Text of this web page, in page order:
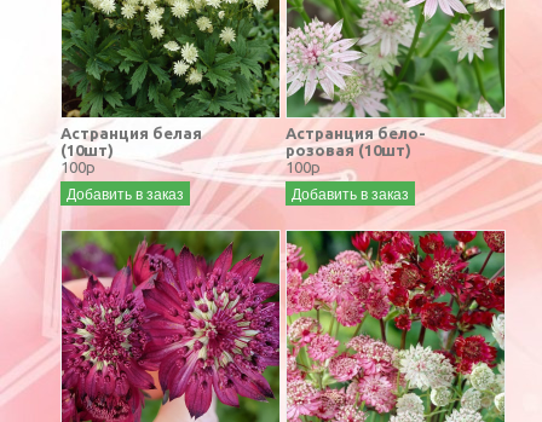
Астранция белая
(10шт)
100р
Добавить в заказ
Астранция бело-
розовая (10шт)
100р
Добавить в заказ